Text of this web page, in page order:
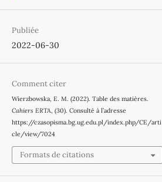
Publiée
2022-06-30
Comment citer
Wierzbowska, E. M. (2022). Table des matières.
Cahiers ERTA, (30). Consulté à l’adresse
https://czasopisma.bg.ug.edu.pl/index.php/CE/arti
cle/view/7024
Formats de citations